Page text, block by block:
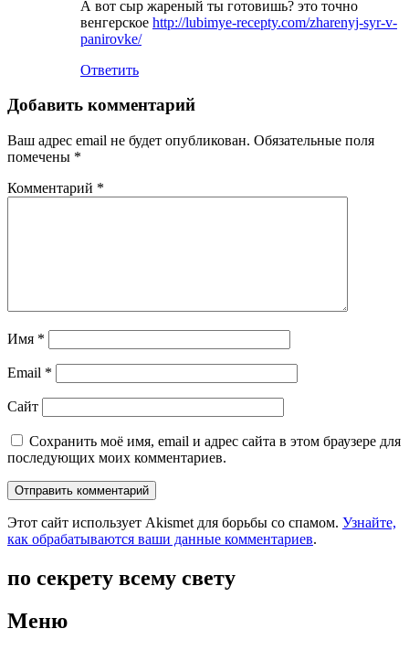
А вот сыр жареный ты готовишь? это точно
венгерское http://lubimye-recepty.com/zharenyj-syr-v-
panirovke/
Ответить
Добавить комментарий
Ваш адрес email не будет опубликован. Обязательные поля
помечены *
Комментарий *
Имя *
Email *
Сайт
Сохранить моё имя, email и адрес сайта в этом браузере для
последующих моих комментариев.
Этот сайт использует Akismet для борьбы со спамом. Узнайте,
как обрабатываются ваши данные комментариев.
по секрету всему свету
Меню